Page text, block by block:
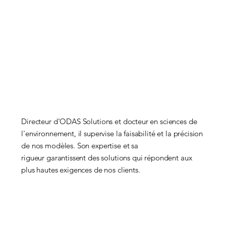
Directeur d'ODAS Solutions et docteur en sciences de
l'environnement, il supervise la faisabilité et la précision
de nos modèles. Son expertise et sa
rigueur garantissent des solutions qui répondent aux
plus hautes exigences de nos clients.